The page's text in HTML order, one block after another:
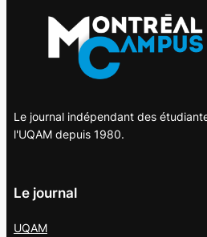
Le journal indépendant des
l'UQAM depuis 1980.
Le journal
UQAM